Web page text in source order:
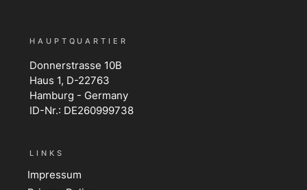
HAUPTQUARTIER
Donnerstrasse 10B
Haus 1, D-22763
Hamburg - Germany
ID-Nr.: DE260999738
LINKS
Impressum